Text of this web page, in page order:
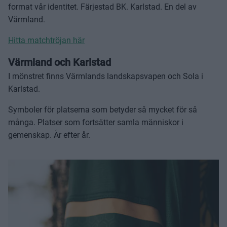
format vår identitet. Färjestad BK. Karlstad. En del av
Värmland.
Hitta matchtröjan här
Värmland och Karlstad
I mönstret finns Värmlands landskapsvapen och Sola i
Karlstad.
Symboler för platserna som betyder så mycket för så
många. Platser som fortsätter samla människor i
gemenskap. År efter år.